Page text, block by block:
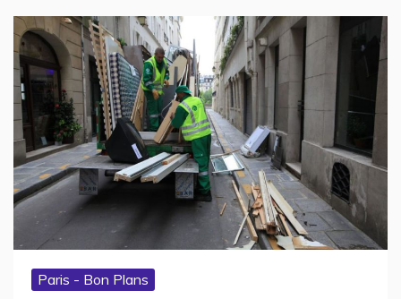
Paris - Bon Plans